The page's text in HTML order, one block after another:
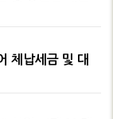
체납세금 및 대